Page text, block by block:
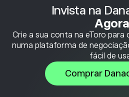
Invista na
Agora
Crie a sua conta na eToro para
numa plataforma de
fácil de
Comprar